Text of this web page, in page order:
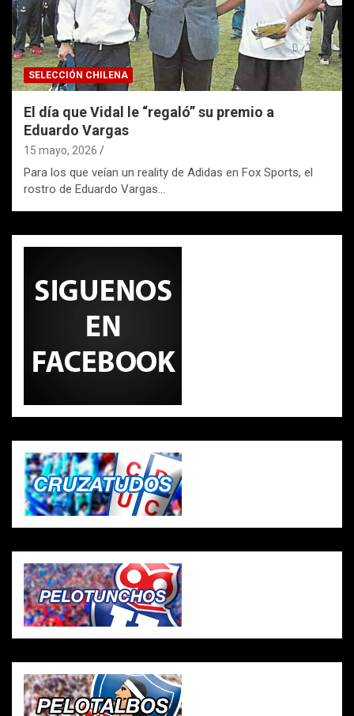
SELECCIÓN CHILENA
El día que Vidal le “regaló” su premio a
Eduardo Vargas
15 mayo, 2026
Para los que veían un reality de Adidas en Fox Sports, el
rostro de Eduardo Vargas…